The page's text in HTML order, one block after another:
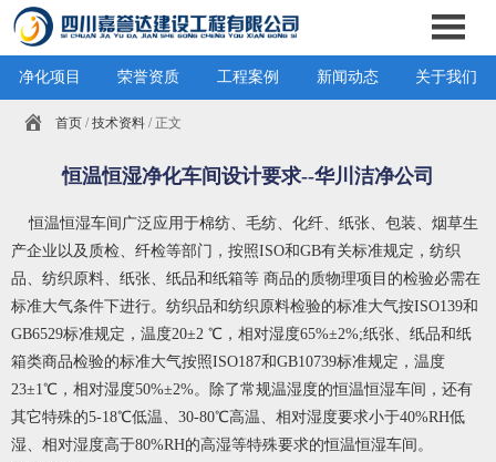
净化项目 荣誉资质 工程案例 新闻动态 关于我们
首页 /技术资料 / 正文
恒温恒湿净化车间设计要求--华川洁净公司
恒温恒湿车间广泛应用于棉纺、毛纺、化纤、纸张、包装、烟草生
产企业以及质检、纤检等部门，按照ISO和GB有关标准规定，纺织
品、纺织原料、纸张、纸品和纸箱等 商品的质物理项目的检验必需在
标准大气条件下进行。纺织品和纺织原料检验的标准大气按ISO139和
GB6529标准规定，温度20±2 ℃，相对湿度65%±2%;纸张、纸品和纸
箱类商品检验的标准大气按照ISO187和GB10739标准规定，温度
23±1℃，相对湿度50%±2%。除了常规温湿度的恒温恒湿车间，还有
其它特殊的5-18℃低温、30-80℃高温、相对湿度要求小于40%RH低
湿、相对湿度高于80%RH的高湿等特殊要求的恒温恒湿车间。